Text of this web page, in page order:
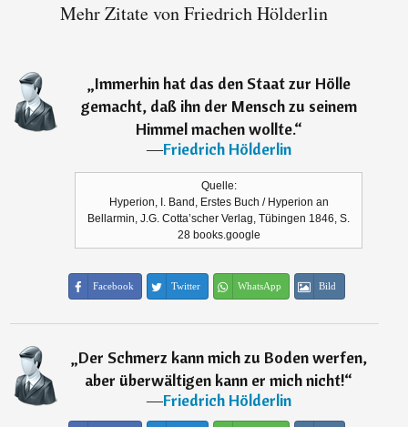
Mehr Zitate von Friedrich Hölderlin
„Immerhin hat das den Staat zur Hölle
gemacht, daß ihn der Mensch zu seinem
Himmel machen wollte.“
―Friedrich Hölderlin
Quelle:
Hyperion, I. Band, Erstes Buch / Hyperion an
Bellarmin, J.G. Cotta’scher Verlag, Tübingen 1846, S.
28 books.google
Facebook Twitter WhatsApp Bild
„Der Schmerz kann mich zu Boden werfen,
aber überwältigen kann er mich nicht!“
―Friedrich Hölderlin